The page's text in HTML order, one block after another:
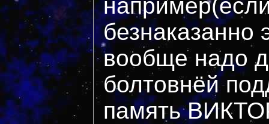
безнаказанно
вообще надо
болтовнёй
память